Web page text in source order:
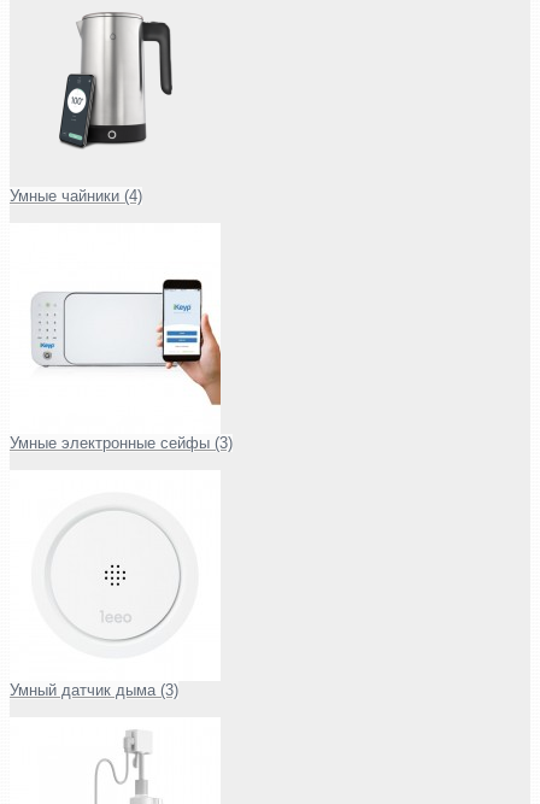
Умные чайники (4)
Умные электронные сейфы (3)
Умный датчик дыма (3)